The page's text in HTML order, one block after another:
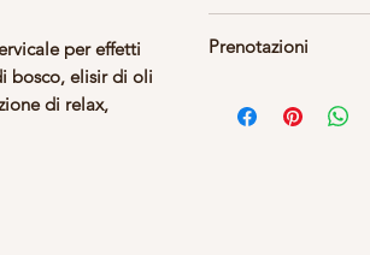
per effetti
bosco, elisir di oli
di relax,
Tisana al termine.
Prenotazioni
giornata .